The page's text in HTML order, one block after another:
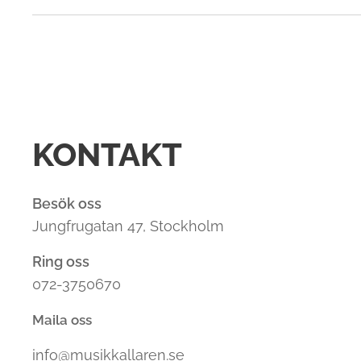
KONTAKT
Besök oss
Jungfrugatan 47, Stockholm
Ring oss
072-3750670
Maila oss
info@musikkallaren.se